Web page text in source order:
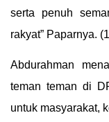
serta penuh
rakyat” Paparnya.
Abdurahman
teman teman di
untuk masyarakat,